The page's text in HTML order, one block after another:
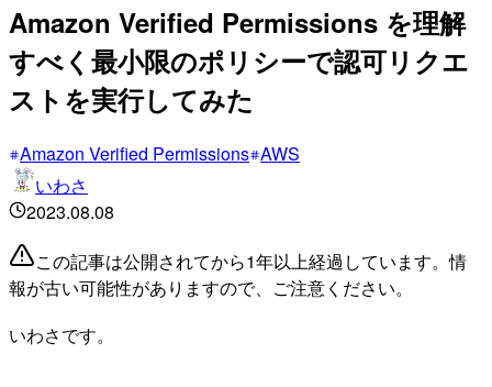
Amazon Verified Permissions を理解
すべく最小限のポリシーで認可リクエ
ストを実行してみた
Amazon Verified Permissions AWS
いわさ
2023.08.08
この記事は公開されてから1年以上経過しています。情
報が古い可能性がありますので、ご注意ください。
いわさです。